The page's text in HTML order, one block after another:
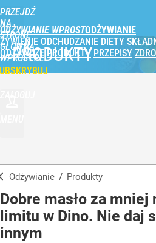
PRZEJDŹ
NA
STRONĘ
GŁÓWNĄ
WPROST.PL
ODŻYWIANIE WPROST
ŻYWIENIE ODCHUDZANIE DIETY
ODŻYWCZE PRODUKTY PRZEPISY
PRODUKTY
Odżywianie / Produkty
Dobre masło za mniej
limitu w Dino. Nie daj
innym